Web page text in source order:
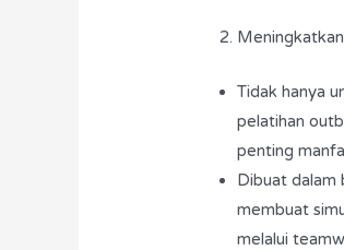
Tidak hanya
pelatihan
penting
Dibuat dalam
membuat
melalui